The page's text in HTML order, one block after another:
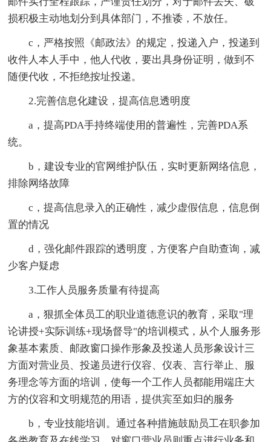
损积极主动地划分到具体部门，不推诿，不放任。
c，严格按照《邮政法》的规定，投递入户，投递到
收件人本人手中，他人代收，要出具身份证明，做到不
随便代收，不拒绝按址投递。
2.完善信息化建设，提高信息透明度
a，提高PDA手持终端使用的普遍性，完善PDA系
统。
b，建设专业的官网维护队伍，实时更新网络信息，
排除网络故障
c，提高信息录入的正确性，减少虚假信息，信息倒
置的情况
d，强化邮件跟踪的透明度，方便客户自助查询，减
少客户疑虑
3.工作人员服务质量有待提高
a，狠抓全体员工的职业道德意识的教育，采取"理
论讲授+实际训练+现场督导"的培训模式，从个人服务形
象基本素质、邮政窗口操作形象及投递人员形象设计三
方面对营业员、投递员进行仪容、仪表、言行举止、服
务理念等方面的培训，使每一个工作人员都能用端庄大
方的仪容和文明规范的用语，提供宾至如归的服务
b，专业技能培训。通过各种措施鼓励员工在职参加